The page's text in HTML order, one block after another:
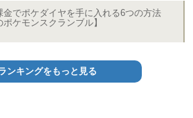
金でポケダイヤを手に入れる6つの方法
ケモンスクランブル】
ンキングをもっと見る